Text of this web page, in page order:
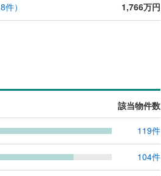
8件） 1,766万円
該当物件数
119件
104件
住宅性能評価付き（0）